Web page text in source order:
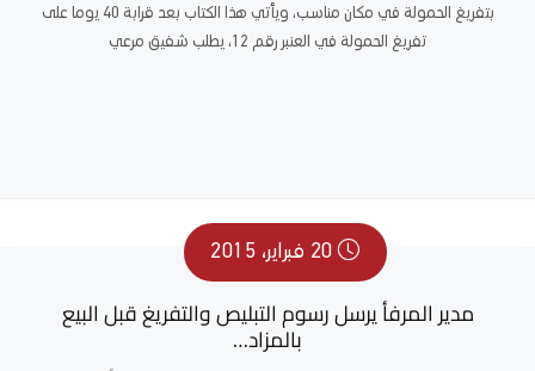
بتفريغ الحمولة في مكان مناسب، ويأتي هذا الكتاب بعد قرابة 40 يوما على
تفريغ الحمولة في العنبر رقم 12، يطلب شفيق مرعي
20 فبراير، 2015
مدير المرفأ يرسل رسوم التبليص والتفريغ قبل البيع
بالمزاد…